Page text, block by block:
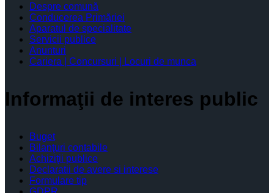
Despre comună
Conducerea Primăriei
Aparatul de specialitate
Servicii publice
Anunturi
Cariera | Concursuri | Locuri de munca
Informaţii de interes public
Buget
Bilanţuri contabile
Achiziţii publice
Declaratii de avere si interese
Formulare tip